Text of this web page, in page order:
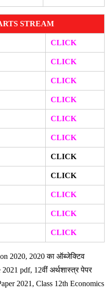
STREAM
CLICK
CLICK
CLICK
CLICK
CLICK
CLICK
CLICK
CLICK
CLICK
CLICK
CLICK
2020, 2020 का ऑब्जेक्टिव
pdf, 12वीं अर्थशास्त्र पेपर
2021, Class 12th Economics